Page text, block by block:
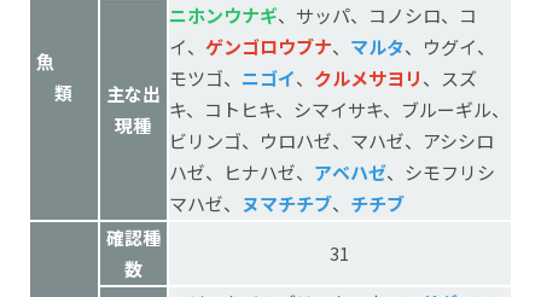
魚
類
主な出
現種
ニホンウナギ、サッパ、コノシロ、コ
イ、 ゲンゴロウブナ、 マルタ、ウグイ、
モツゴ、 ニゴイ、 クルメサヨリ、スズ
キ、コトヒキ、シマイサキ、ブルーギル、
ビリンゴ、ウロハゼ、マハゼ、アシシロ
ハゼ、ヒナハゼ、 アベハゼ、シモフリシ
マハゼ、
ヌマチチブ、 チチブ
確認種
数
31